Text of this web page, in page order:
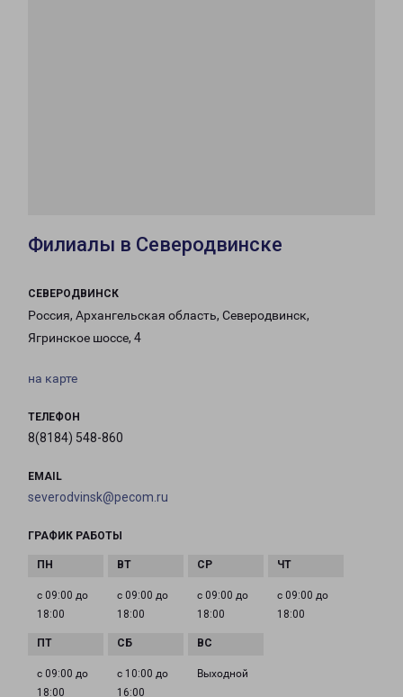
Филиалы в Северодвинске
СЕВЕРОДВИНСК
Россия, Архангельская область, Северодвинск,
Ягринское шоссе, 4
на карте
ТЕЛЕФОН
8(8184) 548-860
EMAIL
severodvinsk@pecom.ru
ГРАФИК РАБОТЫ
с 09:00 до
18:00
с 09:00 до
18:00
с 09:00 до
18:00
с 09:00 до
18:00
с 09:00 до
18:00
с 10:00 до
16:00
Выходной